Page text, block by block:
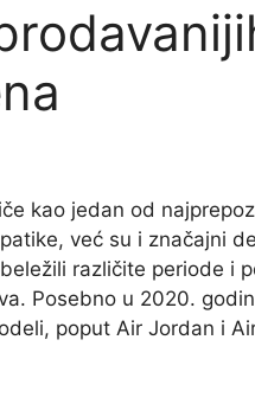
kao jedan od
već su i značajni
različite periode i
Posebno u 2020.
poput Air Jordan i